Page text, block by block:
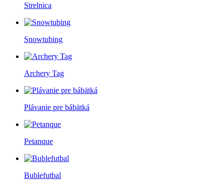
Strelnica
Snowtubing
Archery Tag
Plávanie pre bábätká
Petanque
Bublefutbal